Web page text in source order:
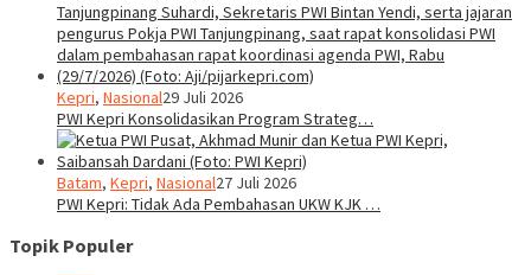
Kepri, Nasional29 Juli 2026
PWI Kepri Konsolidasikan Program Strateg…
Batam, Kepri, Nasional27 Juli 2026
PWI Kepri: Tidak Ada Pembahasan UKW KJK …
Topik Populer